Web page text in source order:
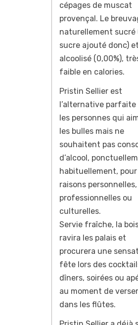
cépages de muscat
provençal. Le
naturellement sucré
sucre ajouté donc)
alcoolisé (0,00%),
faible en calories.
Pristin Sellier est
l’alternative parfaite
les personnes qui
les bulles mais ne
souhaitent pas
d’alcool,
habituellement,
raisons personnelles,
professionnelles ou
culturelles.
Servie fraîche, la
ravira les palais et
procurera une
fête lors des
dîners, soirées ou
au moment de
dans les flûtes.